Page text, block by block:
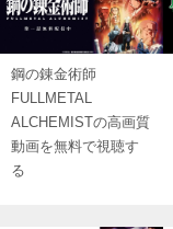
鋼の錬金術師
FULLMETAL
ALCHEMISTの高画質
動画を無料で視聴す
る